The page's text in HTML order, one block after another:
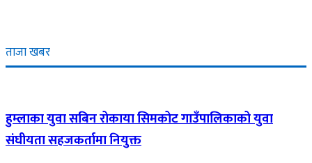
ताजा खबर
हुम्लाका युवा सबिन रोकाया सिमकोट गाउँपालिकाको युवा
संघीयता सहजकर्तामा नियुक्त